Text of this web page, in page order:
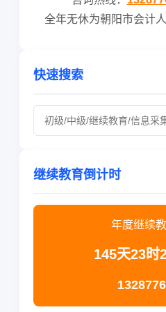
全年无休为朝阳市会计
快速搜索
继续教育倒计时
年度继续
145天23时